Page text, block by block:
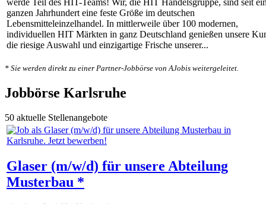
werde Teil des HIT-Teams! Wir, die HIT Handelsgruppe, sind seit
ganzen Jahrhundert eine feste Größe im deutschen
Lebensmitteleinzelhandel. In mittlerweile über 100 modernen,
individuellen HIT Märkten in ganz Deutschland genießen unsere
die riesige Auswahl und einzigartige Frische unserer...
* Sie werden direkt zu einer Partner-Jobbörse von AJobis weitergeleitet.
Jobbörse Karlsruhe
50 aktuelle Stellenangebote
Glaser (m/w/d) für unsere Abteilung
Musterbau *